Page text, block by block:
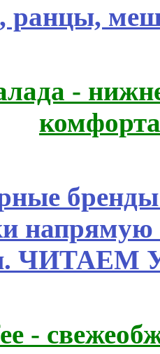
ранцы,
-
ЧИТАЕМ
-